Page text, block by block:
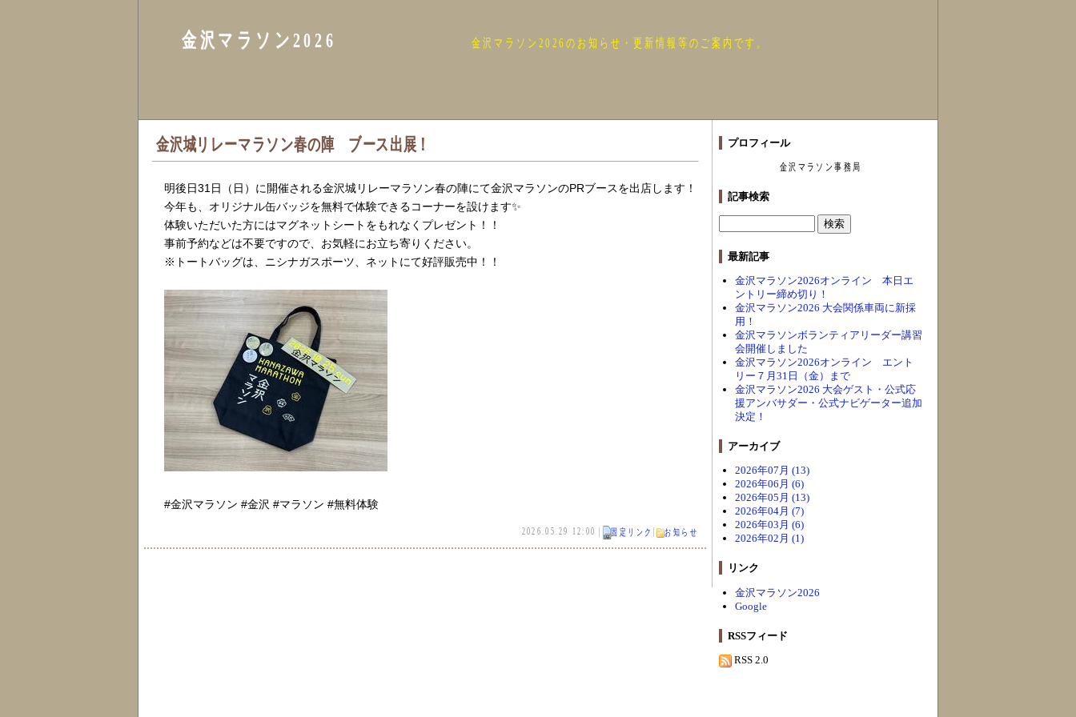
金沢マラソン2026 金沢マラソン2026のお知らせ・更新情報等のご案内です。
金沢城リレーマラソン春の陣 ブース出展！
明後日31日（日）に開催される金沢城リレーマラソン春の陣にて金沢マラソンのPRブースを出店します！
今年も、オリジナル缶バッジを無料で体験できるコーナーを設けます✨
体験いただいた方にはマグネットシートをもれなくプレゼント！！
事前予約などは不要ですので、お気軽にお立ち寄りください。
※トートバッグは、ニシナガスポーツ、ネットにて好評販売中！！
#金沢マラソン #金沢 #マラソン #無料体験
2026.05.29 12:00 | 固定リンク | お知らせ
プロフィール
金沢マラソン事務局
記事検索
最新記事
金沢マラソン2026オンライン 本日エ
ントリー締め切り！
金沢マラソン2026 大会関係車両に新採
用！
金沢マラソンボランティアリーダー講習
会開催しました
金沢マラソン2026オンライン エント
リー７月31日（金）まで
金沢マラソン2026 大会ゲスト・公式応
援アンバサダー・公式ナビゲーター追加
決定！
アーカイブ
2026年07月 (13)
2026年06月 (6)
2026年05月 (13)
2026年04月 (7)
2026年03月 (6)
2026年02月 (1)
リンク
金沢マラソン2026
Google
RSSフィード
RSS 2.0